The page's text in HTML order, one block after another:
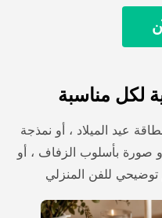
لكل مناسبة
عيد الميلاد ، أو نمذجة
صورة بأسلوب الزفاف ، أو